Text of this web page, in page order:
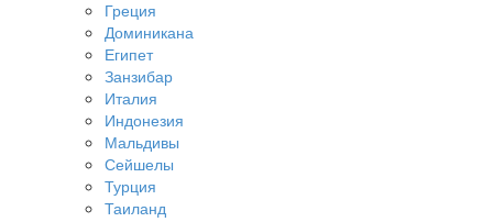
Греция
Доминикана
Египет
Занзибар
Италия
Индонезия
Мальдивы
Сейшелы
Турция
Таиланд